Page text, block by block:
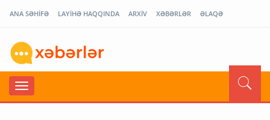
ANA SƏHİFƏ LAYİHƏ HAQQINDA ARXİV XƏBƏRLƏR ƏLAQƏ